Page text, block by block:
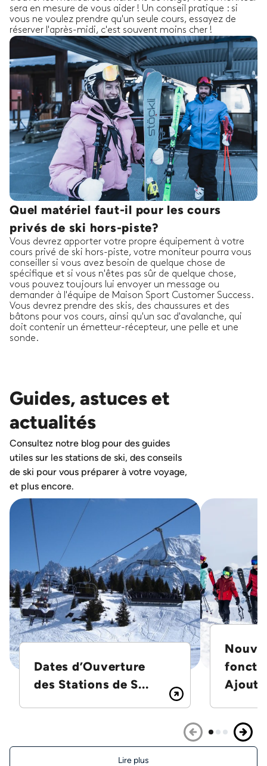
sera en mesure de vous aider ! Un conseil pratique : si
vous ne voulez prendre qu'un seule cours, essayez de
réserver l'après-midi, c'est souvent moins cher !
Quel matériel faut-il pour les cours
privés de ski hors-piste?
Vous devrez apporter votre propre équipement à votre
cours privé de ski hors-piste, votre moniteur pourra vous
conseiller si vous avez besoin de quelque chose de
spécifique et si vous n'êtes pas sûr de quelque chose,
vous pouvez toujours lui envoyer un message ou
demander à l'équipe de Maison Sport Customer Success.
Vous devrez prendre des skis, des chaussures et des
bâtons pour vos cours, ainsi qu'un sac d'avalanche, qui
doit contenir un émetteur-récepteur, une pelle et une
sonde.
Guides, astuces et
actualités
Consultez notre blog pour des guides
utiles sur les stations de ski, des conseils
de ski pour vous préparer à votre voyage,
et plus encore.
Dates d’Ouverture
des Stations de S...
Lire plus